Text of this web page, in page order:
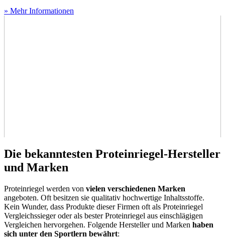
» Mehr Informationen
Die bekanntesten Proteinriegel-Hersteller
und Marken
Proteinriegel werden von vielen verschiedenen Marken
angeboten. Oft besitzen sie qualitativ hochwertige Inhaltsstoffe.
Kein Wunder, dass Produkte dieser Firmen oft als Proteinriegel
Vergleichssieger oder als bester Proteinriegel aus einschlägigen
Vergleichen hervorgehen. Folgende Hersteller und Marken haben
sich unter den Sportlern bewährt: